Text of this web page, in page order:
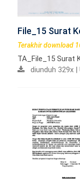
File_15 Surat
Terakhir download
TA_File_15 Surat
diunduh 329x |